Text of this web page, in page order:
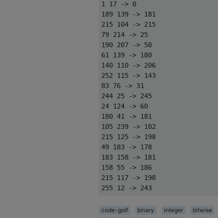
1 17 -> 0
189 139 -> 181
215 104 -> 215
79 214 -> 25
190 207 -> 50
61 139 -> 180
140 110 -> 206
252 115 -> 143
83 76 -> 31
244 25 -> 245
24 124 -> 60
180 41 -> 181
105 239 -> 102
215 125 -> 198
49 183 -> 178
183 158 -> 181
158 55 -> 186
215 117 -> 198
code-golf binary integer bitwise